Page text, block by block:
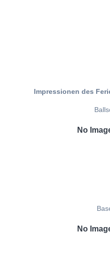
Impressionen des
No
No